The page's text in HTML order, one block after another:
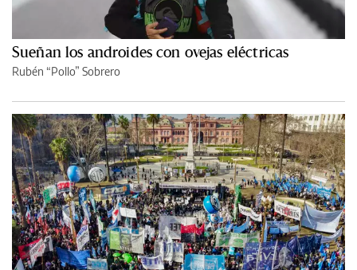
Sueñan los androides con ovejas eléctricas
Rubén “Pollo” Sobrero